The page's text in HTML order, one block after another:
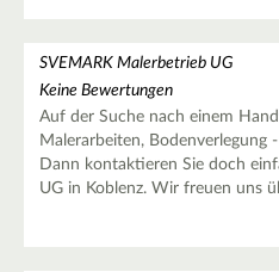
SVEMARK Malerbetrieb UG
Keine Bewertungen
Auf der Suche nach einem
Malerarbeiten, Bodenverlegung
Dann kontaktieren Sie doch
UG in Koblenz. Wir freuen uns